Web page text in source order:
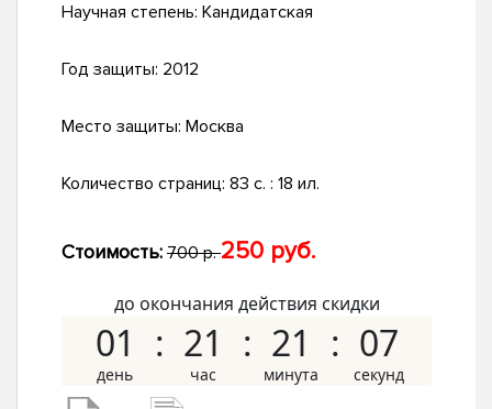
Научная степень: Кандидатская
Год защиты: 2012
Место защиты: Москва
Количество страниц: 83 с. : 18 ил.
Стоимость: 700 р.250 руб.
до окончания действия скидки
01 21 21 07